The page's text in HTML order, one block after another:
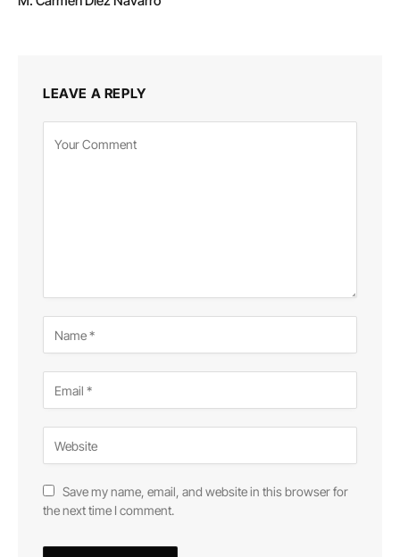
LEAVE A REPLY
Save my name, email, and website in this browser for
the next time I comment.